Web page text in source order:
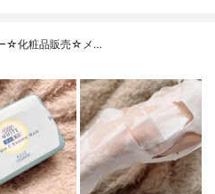
☆化粧品販売☆メ…